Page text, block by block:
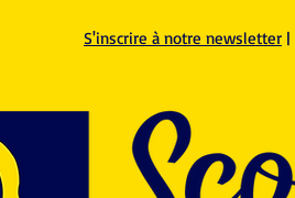
S'inscrire à notre newsletter |